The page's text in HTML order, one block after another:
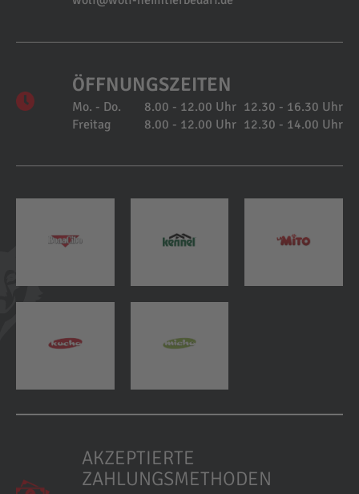
ÖFFNUNGSZEITEN
Mo. - Do. 8.00 - 12.00 Uhr 12.30 - 16.30 Uhr
Freitag
8.00 - 12.00 Uhr 12.30 - 14.00 Uhr
AKZEPTIERTE
ZAHLUNGSMETHODEN